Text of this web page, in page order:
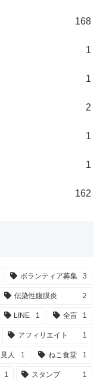
168
1
1
2
1
1
162
ボランティア募集 3
伝染性腹膜炎 2
LINE 1 全盲 1
アフィリエイト 1
人 1 ねこ食堂 1
1 スタンプ 1